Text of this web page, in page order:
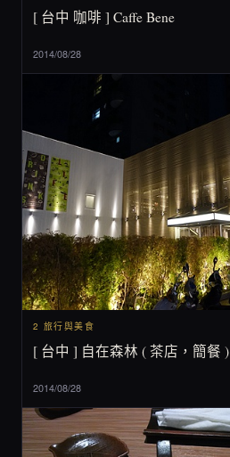
[ 台中 咖啡 ] Caffe Bene
2014/08/28
2 旅行與美食
[ 台中 ] 自在森林 ( 茶店，簡餐 )
2014/08/28